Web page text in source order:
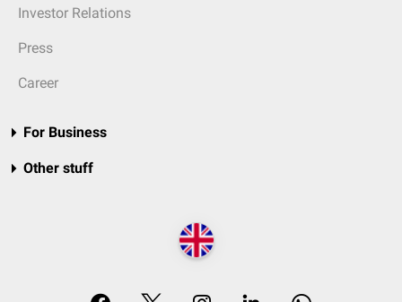
Investor Relations
Press
Career
For Business
Other stuff